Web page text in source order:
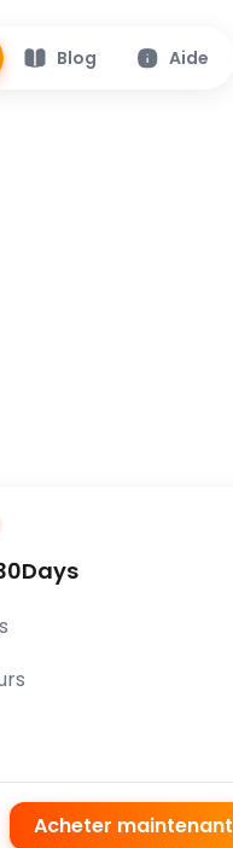
Blog Aide
Acheter maintenant